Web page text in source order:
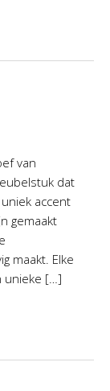
van
dat
accent
gemaakt
maakt. Elke
unieke […]